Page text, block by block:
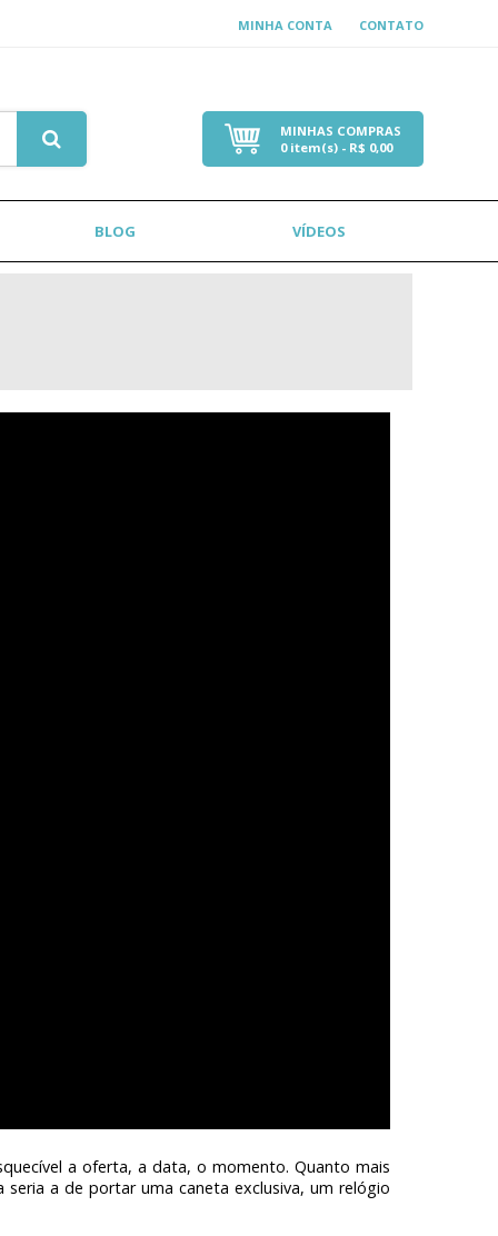
MINHA CONTA CONTATO
MINHAS COMPRAS
0item(s) - R$ 0,00
BLOG VÍDEOS
a oferta, a data, o momento. Quanto mais
a de portar uma caneta exclusiva, um relógio